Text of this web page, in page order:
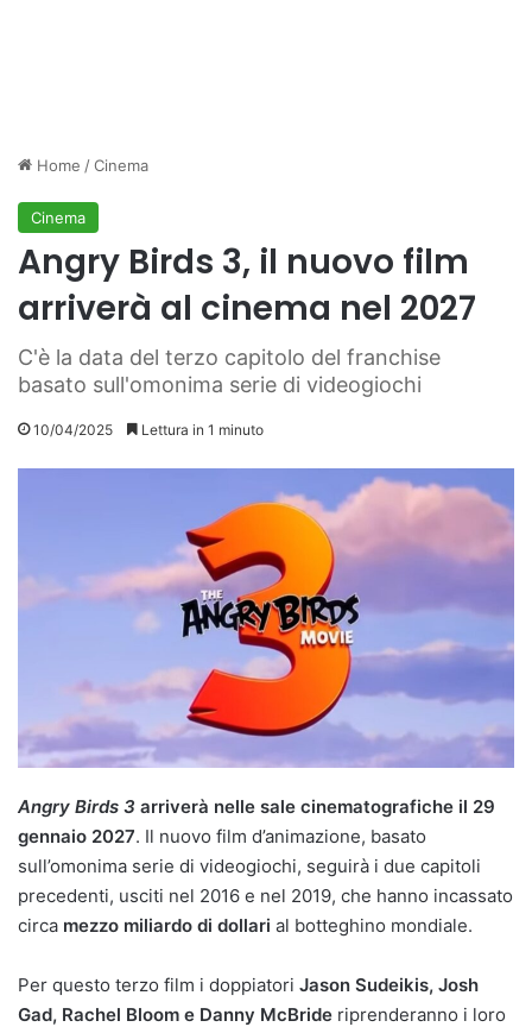
Home /Cinema
Cinema
Angry Birds 3, il nuovo film
arriverà al cinema nel 2027
C'è la data del terzo capitolo del franchise
basato sull'omonima serie di videogiochi
10/04/2025 Lettura in 1 minuto
Angry Birds 3 arriverà nelle sale cinematografiche il 29
gennaio 2027. Il nuovo film d’animazione, basato
sull’omonima serie di videogiochi, seguirà i due capitoli
precedenti, usciti nel 2016 e nel 2019, che hanno incassato
circa mezzo miliardo di dollari al botteghino mondiale.
Per questo terzo film i doppiatori Jason Sudeikis, Josh
Gad, Rachel Bloom e Danny McBride riprenderanno i loro